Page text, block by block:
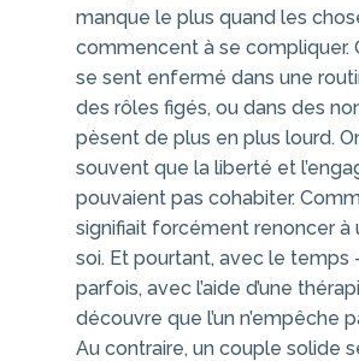
manque le plus quand les
commencent à se compliquer.
se sent enfermé dans une
des rôles figés, ou dans des
pèsent de plus en plus lourd.
souvent que la liberté et
pouvaient pas cohabiter.
signifiait forcément renoncer à
soi. Et pourtant, avec le
parfois, avec l’aide d’une
découvre que l’un n’empêche
Au contraire, un couple solide